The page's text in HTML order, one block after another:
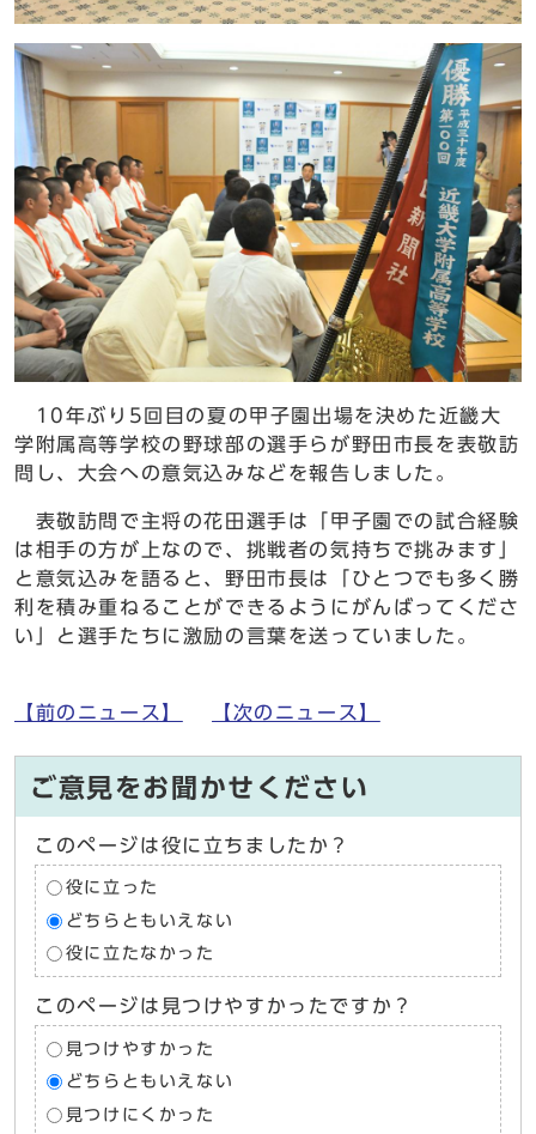
10年ぶり5回目の夏の甲子園出場を決めた近畿大
学附属高等学校の野球部の選手らが野田市長を表敬訪
問し、大会への意気込みなどを報告しました。
表敬訪問で主将の花田選手は「甲子園での試合経験
は相手の方が上なので、挑戦者の気持ちで挑みます」
と意気込みを語ると、野田市長は「ひとつでも多く勝
利を積み重ねることができるようにがんばってくださ
い」と選手たちに激励の言葉を送っていました。
【前のニュース】 【次のニュース】
ご意見をお聞かせください
このページは役に立ちましたか？
役に立った
どちらともいえない
役に立たなかった
このページは見つけやすかったですか？
見つけやすかった
どちらともいえない
見つけにくかった